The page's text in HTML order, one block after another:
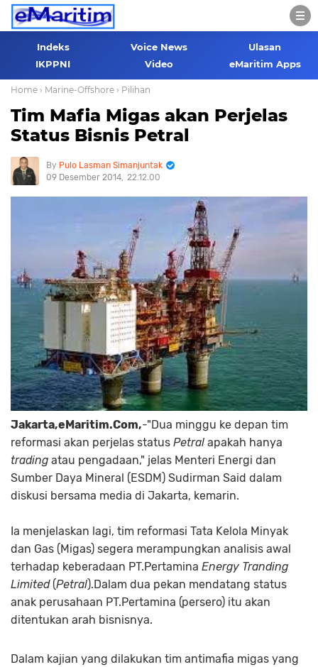
Indeks Voice News
Ulasan
IKPPNI
Video eMaritim Apps
Home › Marine-Offshore › Pilihan
Tim Mafia Migas akan Perjelas
Status Bisnis Petral
Pulo Lasman Simanjuntak
09 Desember 2014 22.12.00
Jakarta,eMaritim.Com,-"Dua minggu ke depan tim
reformasi akan perjelas status Petral apakah hanya
trading atau pengadaan," jelas Menteri Energi dan
Sumber Daya Mineral (ESDM) Sudirman Said dalam
diskusi bersama media di Jakarta, kemarin.
Ia menjelaskan lagi, tim reformasi Tata Kelola Minyak
dan Gas (Migas) segera merampungkan analisis awal
terhadap keberadaan PT.Pertamina Energy Tranding
Limited(Petral).Dalam dua pekan mendatang status
anak perusahaan PT.Pertamina (persero) itu akan
ditentukan arah bisnisnya.
Dalam kajian yang dilakukan tim antimafia migas yang